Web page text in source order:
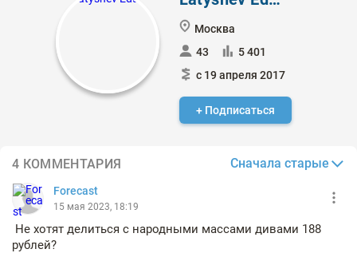
Москва
43
5 401
с 19 апреля 2017
+ Подписаться
4 КОММЕНТАРИЯ Сначала старые
Forecast
15 мая 2023, 18:19
Не хотят делиться с народными массами дивами 188
рублей?